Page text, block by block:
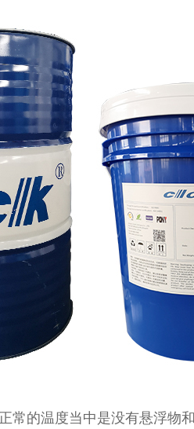
常的温度当中是没有悬浮物